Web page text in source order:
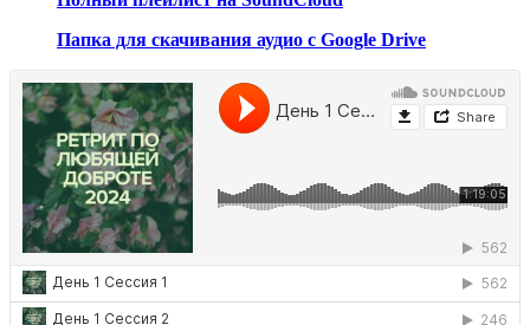
Папка для скачивания аудио с Google Drive